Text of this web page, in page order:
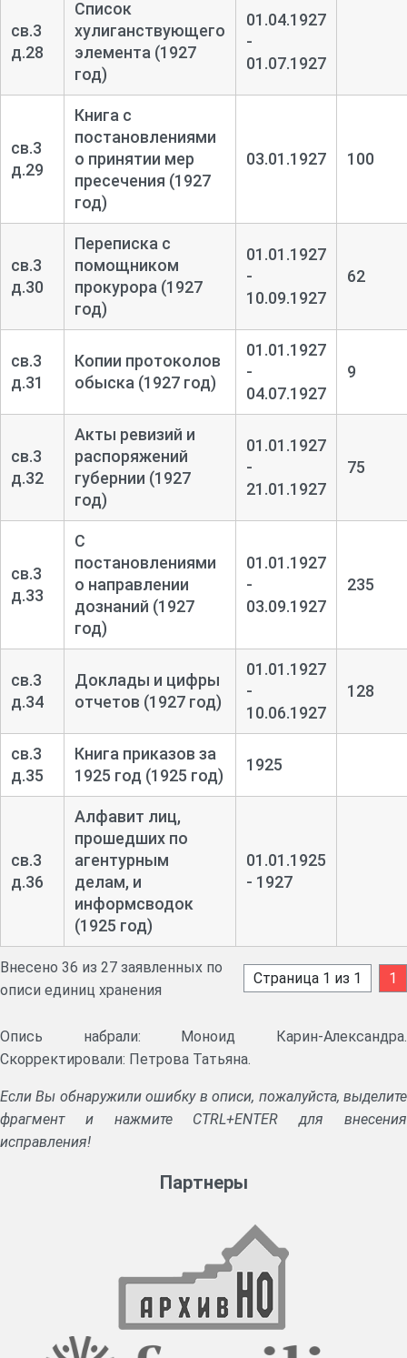
св.3
д.28
Список
хулиганствующего
элемента (1927
год)
01.04.1927
-
01.07.1927
св.3
д.29
Книга с
постановлениями
о принятии мер
пресечения (1927
год)
03.01.1927 100
св.3
д.30
Переписка с
помощником
прокурора (1927
год)
01.01.1927
-
10.09.1927
62
св.3
д.31
Копии протоколов
обыска (1927 год)
01.01.1927
-
04.07.1927
9
св.3
д.32
Акты ревизий и
распоряжений
губернии (1927
год)
01.01.1927
-
21.01.1927
75
св.3
д.33
С
постановлениями
о направлении
дознаний (1927
год)
01.01.1927
-
03.09.1927
235
св.3
д.34
Доклады и цифры
отчетов (1927 год)
01.01.1927
-
10.06.1927
128
св.3
д.35
Книга приказов за
1925 год (1925 год)
1925
св.3
д.36
Алфавит лиц,
прошедших по
агентурным
делам, и
информсводок
(1925 год)
01.01.1925
- 1927
Внесено 36 из 27 заявленных по
описи единиц хранения
Страница 1 из 1 1
Опись набрали: Моноид Карин-Александра.
Скорректировали: Петрова Татьяна.
Если Вы обнаружили ошибку в описи, пожалуйста, выделите
фрагмент и нажмите CTRL+ENTER для внесения
исправления!
Партнеры